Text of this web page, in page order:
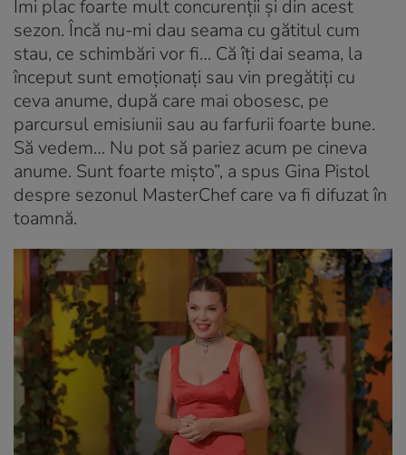
Îmi plac foarte mult concurenții și din acest
sezon. Încă nu-mi dau seama cu gătitul cum
stau, ce schimbări vor fi… Că îți dai seama, la
început sunt emoționați sau vin pregătiți cu
ceva anume, după care mai obosesc, pe
parcursul emisiunii sau au farfurii foarte bune.
Să vedem… Nu pot să pariez acum pe cineva
anume. Sunt foarte mișto”, a spus Gina Pistol
despre sezonul MasterChef care va fi difuzat în
toamnă.